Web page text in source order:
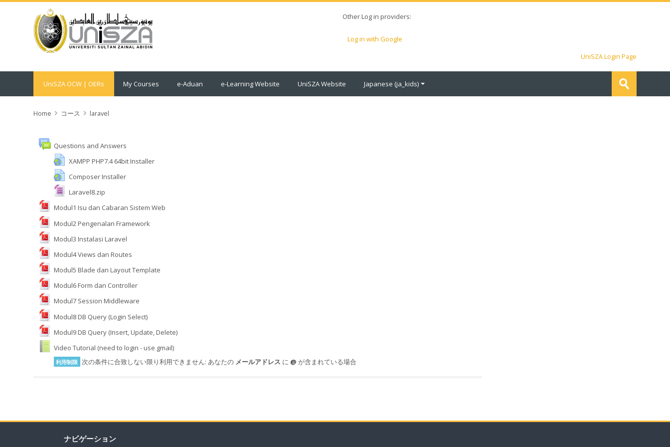
Other Log in providers:
Log in with Google
UniSZA Login Page
UniSZA OCW | OERs My Courses e-Aduan e-Learning Website UniSZA Website Japanese ‎(ja_kids)‎
ス
送
信
Home コース laravel
Questions and Answers
XAMPP PHP7.4 64bit Installer
Composer Installer
Laravel8.zip
Modul1 Isu dan Cabaran Sistem Web
Modul2 Pengenalan Framework
Modul3 Instalasi Laravel
Modul4 Views dan Routes
Modul5 Blade dan Layout Template
Modul6 Form dan Controller
Modul7 Session Middleware
Modul8 DB Query (Login Select)
Modul9 DB Query (Insert, Update, Delete)
Video Tutorial (need to login - use gmail)
利用制限 次の条件に合致しない限り利用できません: あなたの メールアドレス に @ が含まれている場合
ナビゲーション